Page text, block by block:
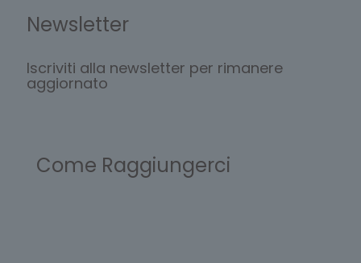
Newsletter
Iscriviti alla newsletter per rimanere
aggiornato
Come Raggiungerci